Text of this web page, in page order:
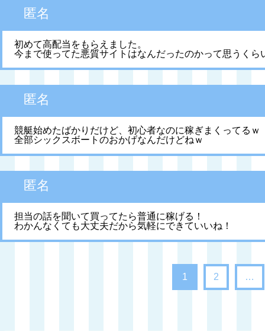
匿名
初めて高配当をもらえました。
今まで使ってた悪質サイトはなんだったのかって思うくら
匿名
競艇始めたばかりだけど、初心者なのに稼ぎまくってるｗ
全部シックスボートのおかげなんだけどねｗ
匿名
担当の話を聞いて買ってたら普通に稼げる！
わかんなくても大丈夫だから気軽にできていいね！
1 2 …